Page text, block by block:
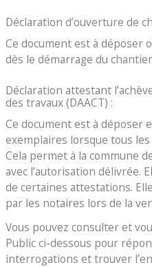
Déclaration d’ouverture de
Ce document est à déposer
dès le démarrage du
Déclaration attestant
des travaux (DAACT) :
Ce document est à déposer
exemplaires lorsque tous
Cela permet à la commune
avec l’autorisation délivrée.
de certaines attestations.
par les notaires lors de la
Vous pouvez consulter et
Public ci-dessous pour
interrogations et trouver